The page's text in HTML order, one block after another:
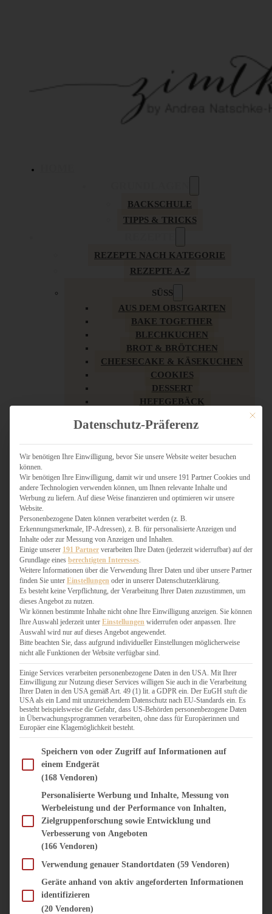
BACKSCHULE
TIPPS & TRICKS
REZEPTE NACH KATEGORIE
REZEPTE A-Z
SÜSS
AUS DEM OBSTGARTEN
BAKE TOGETHER
BLECHKUCHEN
BROT & BRÖTCHEN
CHEESECAKE & KÄSEKUCHEN
COOKIES
DESSERT
HEFEGEBÄCK
KUCHEN
LOW CARB & GESÜNDER
MY AMERICAN BAKERY
SCHOKOLADIGES
SÜSSES HAUPTGERICHT
TÖRTCHEN
VEGAN SÜSS
WEIHNACHTSBÄCKEREI
HERZHAFT
BURGER & SANDWICHES
FIX AUF DEM TISCH
FLEISCH & FISCH
GRILLEN / BARBECUE
HERZHAFTES BACKEN
ONE-POT-GERICHTE
PASTA & NUDELGERICHTE
PIZZA, TARTES & QUICHES
REIS & RISOTTO
SALATE & SNACKS
SUPPENKASPEREIEN
VORSPEISEN
SÜSS & HERZHAFT
BROTAUFSTRICH
DIPS, SAUCEN, CHUTNEYS
KÜCHENGESCHENKE
Mit
Datenschutz-Präferenz
Wir benötigen Ihre Einwilligung, bevor Sie unsere Website weiter besuchen
können.
Wir benötigen Ihre Einwilligung, damit wir und unsere 191 Partner Cookies und
andere Technologien verwenden können, um Ihnen relevante Inhalte und
Werbung zu liefern. Auf diese Weise finanzieren und optimieren wir unsere
Website.
Personenbezogene Daten können verarbeitet werden (z. B.
Erkennungsmerkmale, IP-Adressen), z. B. für personalisierte Anzeigen und
Inhalte oder zur Messung von Anzeigen und Inhalten.
Einige unserer 191 Partner verarbeiten Ihre Daten (jederzeit widerrufbar) auf der
Grundlage eines berechtigten Interesses
Weitere Informationen über die Verwendung Ihrer Daten und über unsere Partner
finden Sie unter Einstellungen oder in unserer Datenschutzerklärung.
Es besteht keine Verpflichtung, der Verarbeitung Ihrer Daten zuzustimmen, um
dieses Angebot zu nutzen.
Wir können bestimmte Inhalte nicht ohne Ihre Einwilligung anzeigen. Sie können
Ihre Auswahl jederzeit unter Einstellungen widerrufen oder anpassen. Ihre
Auswahl wird nur auf dieses Angebot angewendet.
Bitte beachten Sie, dass aufgrund individueller Einstellungen möglicherweise
nicht alle Funktionen der Website verfügbar sind.
Einige Services verarbeiten personenbezogene Daten in den USA. Mit Ihrer
Einwilligung zur Nutzung dieser Services willigen Sie auch in die Verarbeitung
Ihrer Daten in den USA gemäß Art. 49 (1) lit. a GDPR ein. Der EuGH stuft die
USA als ein Land mit unzureichendem Datenschutz nach EU-Standards ein. Es
besteht beispielsweise die Gefahr, dass US-Behörden personenbezogene Daten
in Überwachungsprogrammen verarbeiten, ohne dass für Europäerinnen und
Europäer eine Klagemöglichkeit besteht.
Im Folgenden finden Sie eine Liste der Zwecke des IAB Transparency and Consent
Speichern von oder Zugriff auf Informationen auf
einem Endgerät
(168 Vendoren)
Personalisierte Werbung und Inhalte, Messung von
Werbeleistung und der Performance von Inhalten,
Zielgruppenforschung sowie Entwicklung und
Verbesserung von Angeboten
(166 Vendoren)
Verwendung genauer Standortdaten (59 Vendoren)
Geräte anhand von aktiv angeforderten Informationen
identifizieren
(20 Vendoren)